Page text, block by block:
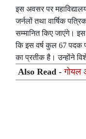
इस अवसर पर
जर्नलों तथा वार्षिक
सम्मानित किए जाएंगे। इस
कि इस वर्ष कुल 67 पदक
का प्रतीक है। उन्होंने
Also Read -गोयल